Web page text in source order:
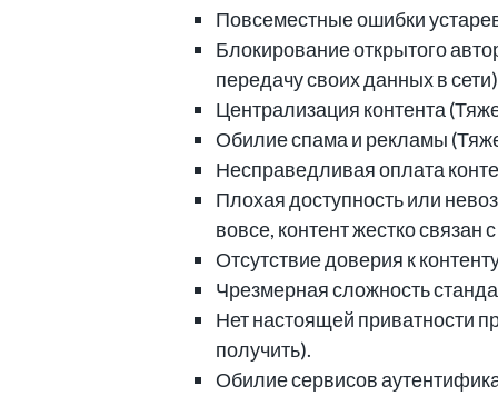
Повсеместные ошибки
Блокирование открытого
передачу своих данных в
Централизация контента
Обилие спама и рекламы
Несправедливая оплата
Плохая доступность или
вовсе, контент жестко
Отсутствие доверия к
Чрезмерная сложность
Нет настоящей приватности
получить).
Обилие сервисов